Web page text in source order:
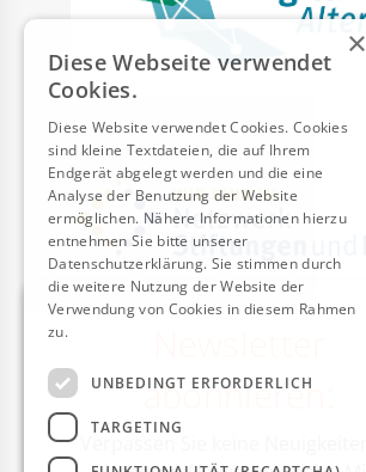
AUSZEICHNUNGEN
abonnieren:
Verpassen Sie keine
×
Diese Webseite verwendet
Cookies.
Diese Website verwendet Cookies. Cookies
sind kleine Textdateien, die auf Ihrem
Endgerät abgelegt werden und die eine
Analyse der Benutzung der Website
ermöglichen. Nähere Informationen hierzu
entnehmen Sie bitte unserer
Datenschutzerklärung. Sie stimmen durch
die weitere Nutzung der Website der
Verwendung von Cookies in diesem Rahmen
zu.
UNBEDINGT ERFORDERLICH
TARGETING